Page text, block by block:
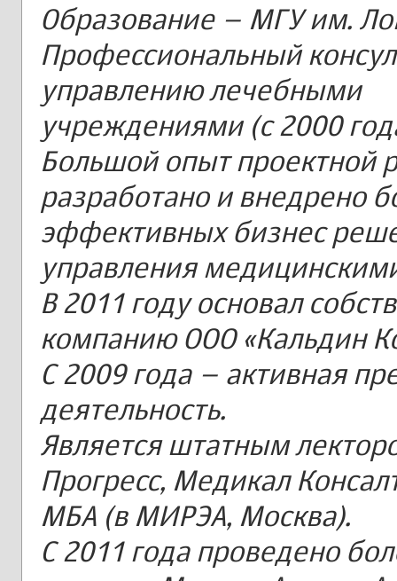
Образование – МГУ им.
Профессиональный
управлению лечебными
учреждениями (с 2000
Большой опыт проектной
разработано и внедрено
эффективных бизнес
управления
В 2011 году основал
компанию ООО «Кальдин
С 2009 года – активная
деятельность.
Является штатным
Прогресс, Медикал
МБА (в МИРЭА, Москва).
С 2011 года проведено